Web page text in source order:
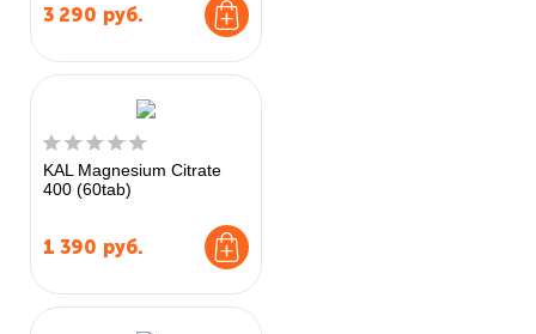
3 290 руб.
KAL Magnesium Citrate
400 (60tab)
1 390 руб.